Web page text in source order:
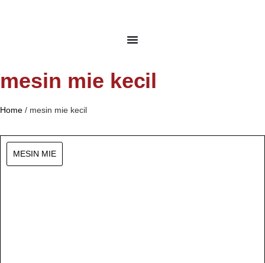
mesin mie kecil
Home / mesin mie kecil
MESIN MIE